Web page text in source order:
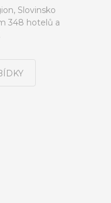
Slovinsko
348 hotelů a